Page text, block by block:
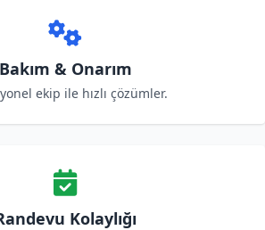
Bakım & Onarım
ekip ile hızlı çözümler.
Kolaylığı